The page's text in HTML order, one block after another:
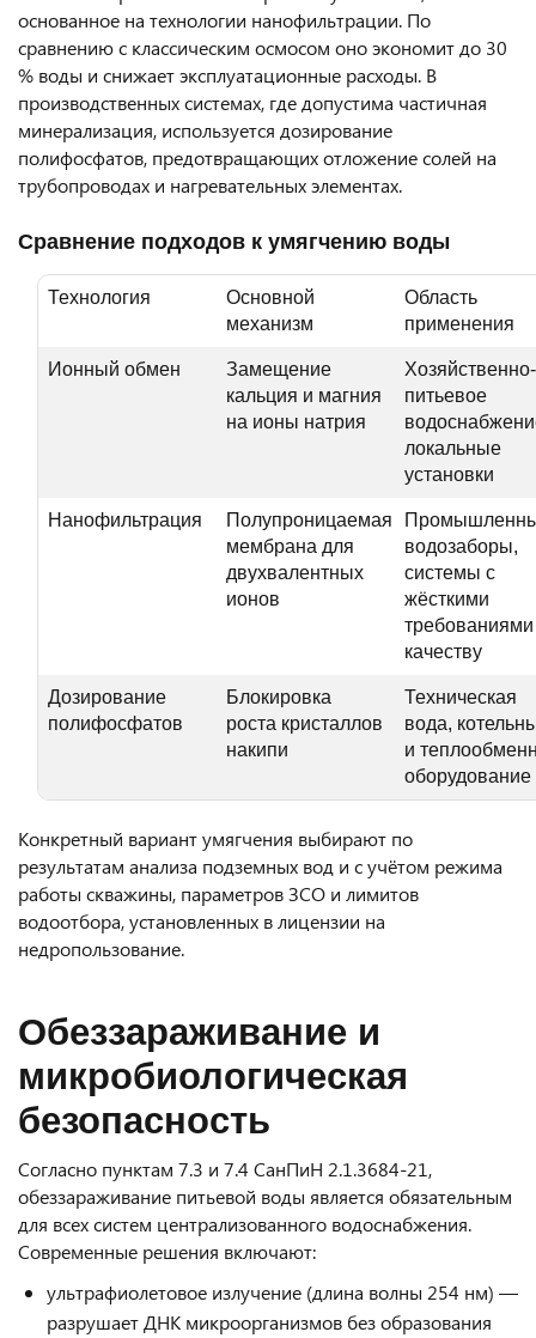
основанное на технологии нанофильтрации. По
сравнению с классическим осмосом оно экономит до 30
% воды и снижает эксплуатационные расходы. В
производственных системах, где допустима частичная
минерализация, используется дозирование
полифосфатов, предотвращающих отложение солей на
трубопроводах и нагревательных элементах.
Сравнение подходов к умягчению воды
Технология
Основной
механизм
Область
применения
Ионный обмен
Замещение
кальция и магния
на ионы натрия
Хозяйственно-
питьевое
локальные
установки
Нанофильтрация
Полупроницаемая
мембрана для
двухвалентных
ионов
водозаборы,
системы с
жёсткими
требованиями
качеству
Дозирование
полифосфатов
Блокировка
роста кристаллов
накипи
Техническая
вода,
и
оборудование
Конкретный вариант умягчения выбирают по
результатам анализа подземных вод и с учётом режима
работы скважины, параметров ЗСО и лимитов
водоотбора, установленных в лицензии на
недропользование.
Обеззараживание и
микробиологическая
безопасность
Согласно пунктам 7.3 и 7.4 СанПиН 2.1.3684-21,
обеззараживание питьевой воды является обязательным
для всех систем централизованного водоснабжения.
Современные решения включают:
ультрафиолетовое излучение (длина волны 254 нм) —
разрушает ДНК микроорганизмов без образования